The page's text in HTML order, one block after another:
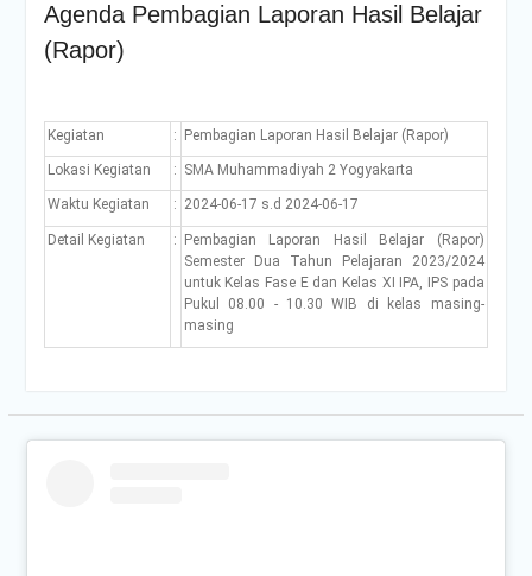
Agenda Pembagian Laporan Hasil Belajar
(Rapor)
Kegiatan : Pembagian Laporan Hasil Belajar (Rapor)
Lokasi Kegiatan : SMA Muhammadiyah 2 Yogyakarta
Waktu Kegiatan : 2024-06-17 s.d 2024-06-17
Detail Kegiatan :
Pembagian Laporan Hasil Belajar (Rapor)
Semester Dua Tahun Pelajaran 2023/2024
untuk Kelas Fase E dan Kelas XI IPA, IPS pada
Pukul 08.00 - 10.30 WIB di kelas masing-
masing